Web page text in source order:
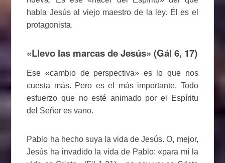
habla Jesús al viejo maestro de la ley. Él es el
protagonista.
«Llevo las marcas de Jesús» (Gál 6, 17)
Ese «cambio de perspectiva» es lo que nos
cuesta más. Pero es el más importante. Todo
esfuerzo que no esté animado por el Espíritu
del Señor es vano.
Pablo ha hecho suya la vida de Jesús. O, mejor,
Jesús ha invadido la vida de Pablo: «para mí la